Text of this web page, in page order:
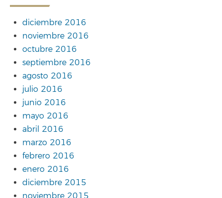
diciembre 2016
noviembre 2016
octubre 2016
septiembre 2016
agosto 2016
julio 2016
junio 2016
mayo 2016
abril 2016
marzo 2016
febrero 2016
enero 2016
diciembre 2015
noviembre 2015